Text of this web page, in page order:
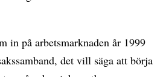
in på arbetsmarknaden år 1999
det vill säga att börja